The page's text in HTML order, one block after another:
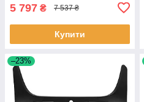
5 797 ₴ 7 537 ₴
Купити
–23%